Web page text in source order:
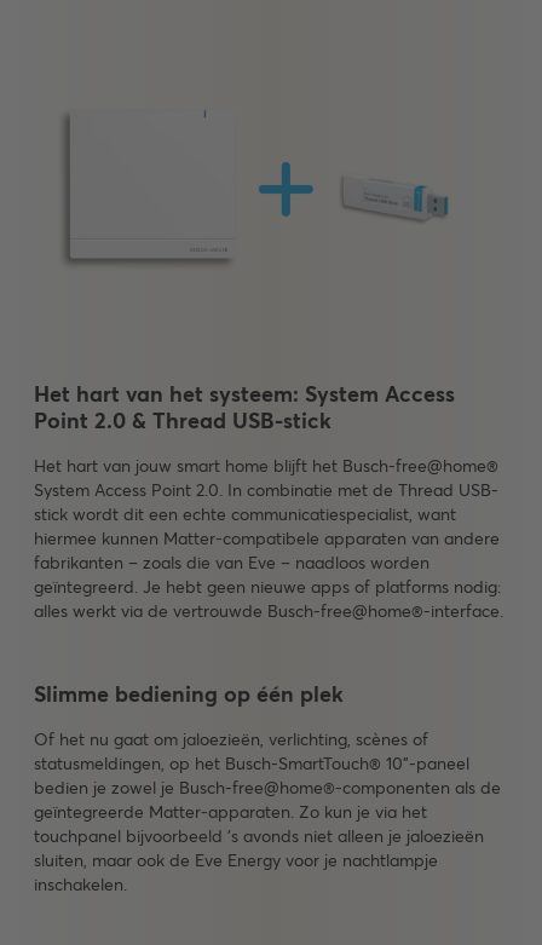
Het hart van het systeem: System Access
Point 2.0 & Thread USB-stick
Het hart van jouw smart home blijft het Busch-free@home®
System Access Point 2.0. In combinatie met de Thread USB-
stick wordt dit een echte communicatiespecialist, want
hiermee kunnen Matter-compatibele apparaten van andere
fabrikanten – zoals die van Eve – naadloos worden
geïntegreerd. Je hebt geen nieuwe apps of platforms nodig:
alles werkt via de vertrouwde Busch-free@home®-interface.
Slimme bediening op één plek
Of het nu gaat om jaloezieën, verlichting, scènes of
statusmeldingen, op het Busch-SmartTouch® 10"-paneel
bedien je zowel je Busch-free@home®-componenten als de
geïntegreerde Matter-apparaten. Zo kun je via het
touchpanel bijvoorbeeld ’s avonds niet alleen je jaloezieën
sluiten, maar ook de Eve Energy voor je nachtlampje
inschakelen.